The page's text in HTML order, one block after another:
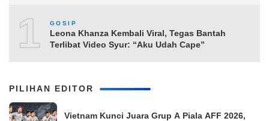
10
GOSIP
Leona Khanza Kembali Viral, Tegas Bantah
Terlibat Video Syur: “Aku Udah Cape”
PILIHAN EDITOR
Vietnam Kunci Juara Grup A Piala AFF 2026,